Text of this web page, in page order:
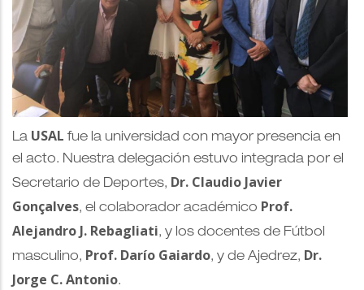
La USAL fue la universidad con mayor presencia en
el acto. Nuestra delegación estuvo integrada por el
Secretario de Deportes, Dr. Claudio Javier
Gonçalves, el colaborador académico Prof.
Alejandro J. Rebagliati, y los docentes de Fútbol
masculino, Prof. Darío Gaiardo, y de Ajedrez, Dr.
Jorge C. Antonio.